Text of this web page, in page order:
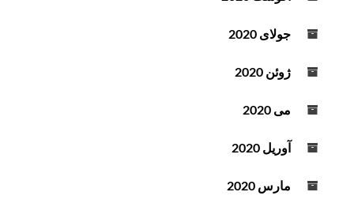
جولای 2020
ژوئن 2020
می 2020
آوریل 2020
مارس 2020